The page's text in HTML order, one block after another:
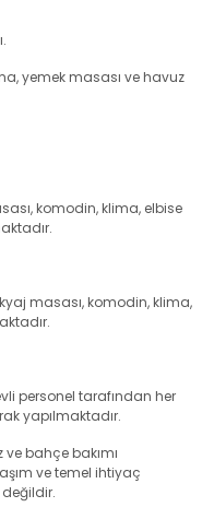
yemek masası ve havuz
komodin, klima, elbise
masası, komodin, klima,
personel tarafından her
yapılmaktadır.
bahçe bakımı
ve temel ihtiyaç